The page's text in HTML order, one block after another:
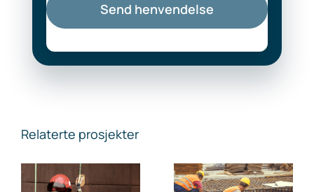
Send henvendelse
Relaterte prosjekter